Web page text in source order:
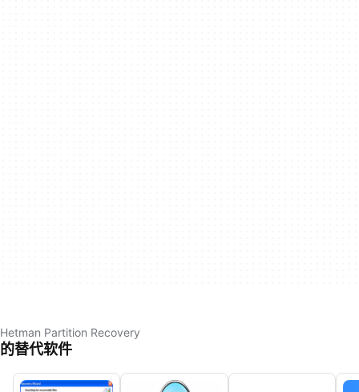
Hetman Partition Recovery
的替代软件